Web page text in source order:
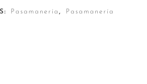
Pasamanería ,
Pasamanería